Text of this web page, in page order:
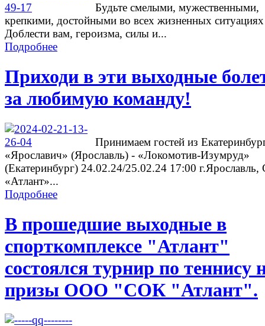
Будьте смелыми, мужественными,
крепкими, достойными во всех жизненных
Доблести вам, героизма, силы и...
Подробнее
Приходи в эти выходные
за любимую команду!
Принимаем гостей из
«Ярославич» (Ярославль) - «Локомотив-Изумруд»
(Екатеринбург) 24.02.24/25.02.24 17:00
«Атлант»...
Подробнее
В прошедшие выходные в
спорткомплексе "Атлант"
состоялся турнир по теннису
призы ООО "СОК "Атлант".